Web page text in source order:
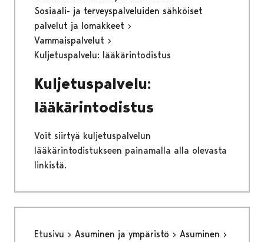
Sosiaali- ja terveyspalveluiden sähköiset
palvelut ja lomakkeet
Vammaispalvelut
Kuljetuspalvelu: lääkärintodistus
Kuljetuspalvelu:
lääkärintodistus
Voit siirtyä kuljetuspalvelun
lääkärintodistukseen painamalla alla olevasta
linkistä.
Etusivu Asuminen ja ympäristö
Asuminen